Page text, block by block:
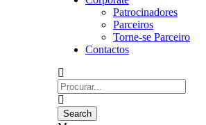
Patrocinadores
Parceiros
Torne-se Parceiro
Contactos